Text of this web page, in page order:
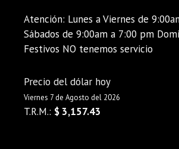
Atención: Lunes a Viernes de
Sábados de 9:00am a 7:00 pm
Festivos NO tenemos servicio
Precio del dólar hoy
Viernes 7 de Agosto del 2026
T.R.M.: $ 3,157.43